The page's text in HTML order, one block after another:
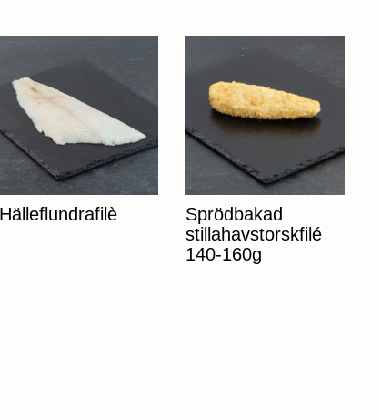
Hälleflundrafilè
Sprödbakad
stillahavstorskfilé
140-160g